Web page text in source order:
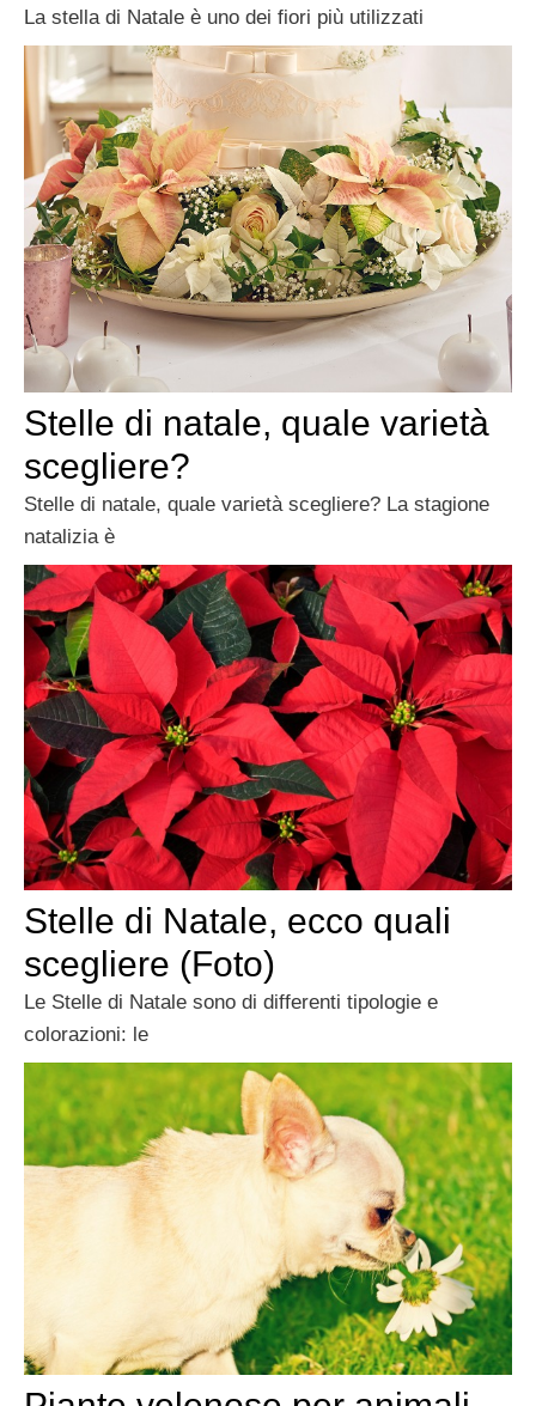
La stella di Natale è uno dei fiori più utilizzati
Stelle di natale, quale varietà
scegliere?
Stelle di natale, quale varietà scegliere? La stagione
natalizia è
Stelle di Natale, ecco quali
scegliere (Foto)
Le Stelle di Natale sono di differenti tipologie e
colorazioni: le